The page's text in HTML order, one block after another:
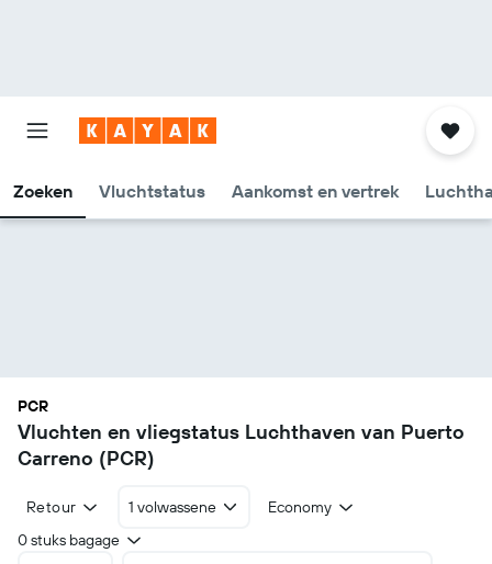
Zoeken Vluchtstatus Aankomst en vertrek
PCR
Vluchten en vliegstatus Luchthaven van Puerto
Carreno (PCR)
Retour 1 volwassene
Economy
0 stuks bagage